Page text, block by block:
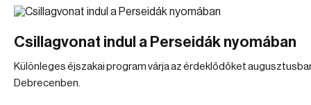
Csillagvonat indul a Perseidák nyomában
Különleges éjszakai program várja az érdeklődőket
Debrecenben.